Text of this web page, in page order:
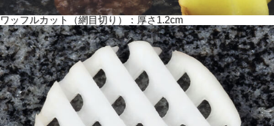
ワッフルカット（網目切り）：厚さ1.2cm